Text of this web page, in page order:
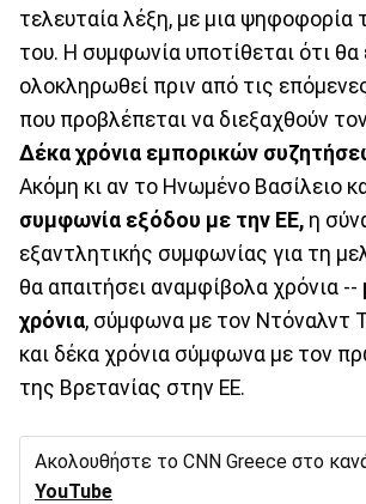
τελευταία λέξη, με μια ψηφοφορία
του. Η συμφωνία υποτίθεται ότι θα
ολοκληρωθεί πριν από τις
που προβλέπεται να διεξαχθούν
Δέκα χρόνια εμπορικών
Ακόμη κι αν το Ηνωμένο Βασίλειο
συμφωνία εξόδου με την ΕΕ, η
εξαντλητικής συμφωνίας για τη
θα απαιτήσει αναμφίβολα χρόνια --
χρόνια, σύμφωνα με τον Ντόναλντ
και δέκα χρόνια σύμφωνα με τον
της Βρετανίας στην ΕΕ.
Ακολουθήστε το CNN Greece στο
YouTube